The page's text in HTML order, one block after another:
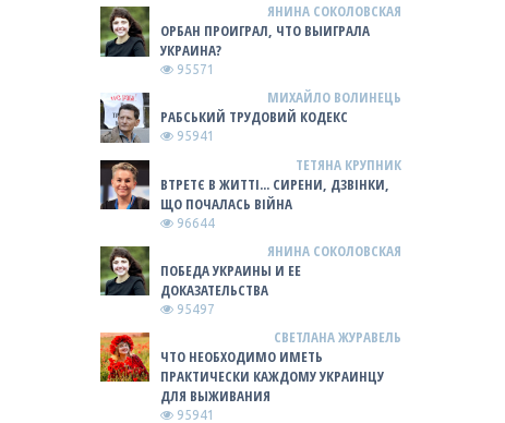
ЯНИНА СОКОЛОВСКАЯ
ОРБАН ПРОИГРАЛ, ЧТО ВЫИГРАЛА
УКРАИНА?
95571
МИХАЙЛО ВОЛИНЕЦЬ
РАБСЬКИЙ ТРУДОВИЙ КОДЕКС
95941
ТЕТЯНА КРУПНИК
ВТРЕТЄ В ЖИТТІ... СИРЕНИ, ДЗВІНКИ,
ЩО ПОЧАЛАСЬ ВІЙНА
96644
ЯНИНА СОКОЛОВСКАЯ
ПОБЕДА УКРАИНЫ И ЕЕ
ДОКАЗАТЕЛЬСТВА
95497
СВЕТЛАНА ЖУРАВЕЛЬ
ЧТО НЕОБХОДИМО ИМЕТЬ
ПРАКТИЧЕСКИ КАЖДОМУ УКРАИНЦУ
ДЛЯ ВЫЖИВАНИЯ
95941